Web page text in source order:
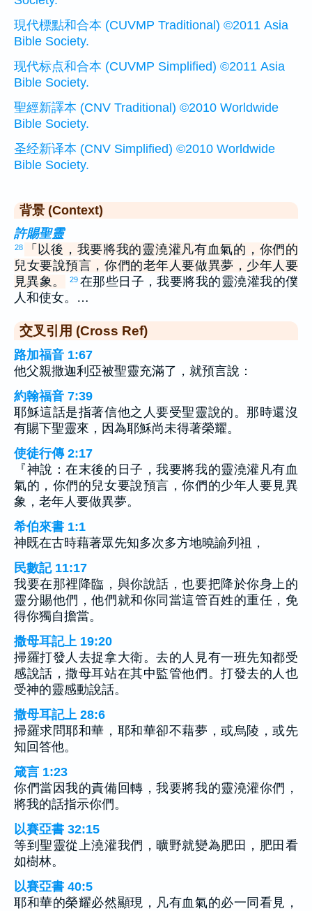
現代標點和合本 (CUVMP Traditional) ©2011 Asia
Bible Society.
现代标点和合本 (CUVMP Simplified) ©2011 Asia
Bible Society.
聖經新譯本 (CNV Traditional) ©2010 Worldwide
Bible Society.
圣经新译本 (CNV Simplified) ©2010 Worldwide
Bible Society.
背景 (Context)
許賜聖靈
28
「以後，我要將我的靈澆灌凡有血氣的，你們的
兒女要說預言，你們的老年人要做異夢，少年人要
見異象。
29 在那些日子，我要將我的靈澆灌我的僕
人和使女。…
交叉引用 (Cross Ref)
路加福音 1:67
他父親撒迦利亞被聖靈充滿了，就預言說：
約翰福音 7:39
耶穌這話是指著信他之人要受聖靈說的。那時還沒
有賜下聖靈來，因為耶穌尚未得著榮耀。
使徒行傳 2:17
『神說：在末後的日子，我要將我的靈澆灌凡有血
氣的，你們的兒女要說預言，你們的少年人要見異
象，老年人要做異夢。
希伯來書 1:1
神既在古時藉著眾先知多次多方地曉諭列祖，
民數記 11:17
我要在那裡降臨，與你說話，也要把降於你身上的
靈分賜他們，他們就和你同當這管百姓的重任，免
得你獨自擔當。
撒母耳記上 19:20
掃羅打發人去捉拿大衛。去的人見有一班先知都受
感說話，撒母耳站在其中監管他們。打發去的人也
受神的靈感動說話。
撒母耳記上 28:6
掃羅求問耶和華，耶和華卻不藉夢，或烏陵，或先
知回答他。
箴言 1:23
你們當因我的責備回轉，我要將我的靈澆灌你們，
將我的話指示你們。
以賽亞書 32:15
等到聖靈從上澆灌我們，曠野就變為肥田，肥田看
如樹林。
以賽亞書 40:5
耶和華的榮耀必然顯現，凡有血氣的必一同看見，